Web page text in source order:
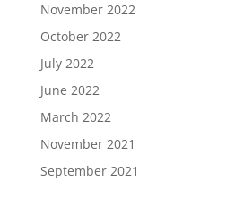
November 2022
October 2022
July 2022
June 2022
March 2022
November 2021
September 2021